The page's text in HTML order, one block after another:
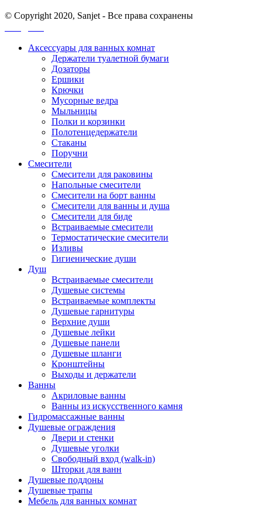
© Copyright 2020, Sanjet - Все права сохранены
Аксессуары для ванных комнат
Держатели туалетной бумаги
Дозаторы
Ершики
Крючки
Мусорные ведра
Мыльницы
Полки и корзинки
Полотенцедержатели
Стаканы
Поручни
Смесители
Смесители для раковины
Напольные смесители
Смесители на борт ванны
Смесители для ванны и душа
Смесители для биде
Встраиваемые смесители
Термостатические смесители
Изливы
Гигиенические души
Душ
Встраиваемые смесители
Душевые системы
Встраиваемые комплекты
Душевые гарнитуры
Верхние души
Душевые лейки
Душевые панели
Душевые шланги
Кронштейны
Выходы и держатели
Ванны
Акриловые ванны
Ванны из искусственного камня
Гидромассажные ванны
Душевые ограждения
Двери и стенки
Душевые уголки
Свободный вход (walk-in)
Шторки для ванн
Душевые поддоны
Душевые трапы
Мебель для ванных комнат